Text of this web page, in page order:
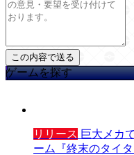
ゲームを探す
リリース 巨大メカ
ーム『終末のタイ